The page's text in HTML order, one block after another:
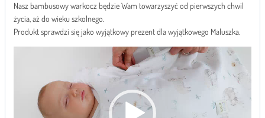
Nasz bambusowy warkocz będzie Wam towarzyszyć od pierwszych chwil
życia, aż do wieku szkolnego.
Produkt sprawdzi się jako wyjątkowy prezent dla wyjątkowego Maluszka.